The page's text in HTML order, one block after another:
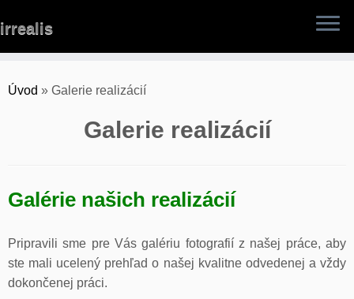
to
irrealis
Úvod » Galerie realizácií
Galerie realizácií
Galérie našich realizácií
Pripravili sme pre Vás galériu fotografií z našej práce, aby
ste mali ucelený prehľad o našej kvalitne odvedenej a vždy
dokončenej práci.